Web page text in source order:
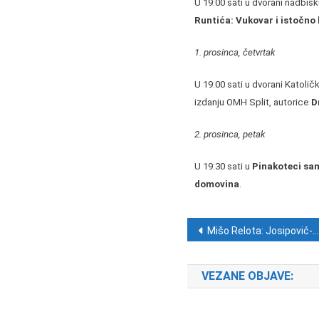
U 19:00 sati u dvorani
Runtića: Vukovar i
1. prosinca, četvrtak
U 19:00 sati u dvorani
izdanju OMH Split, autorice
2. prosinca, petak
U 19:30 sati u Pinakoteci
domovina
Navigacija
Mišo Relota: Josipović-Jandrokovićeva “voda na mlin” američko-turskih interesa
VEZANE OBJAVE: